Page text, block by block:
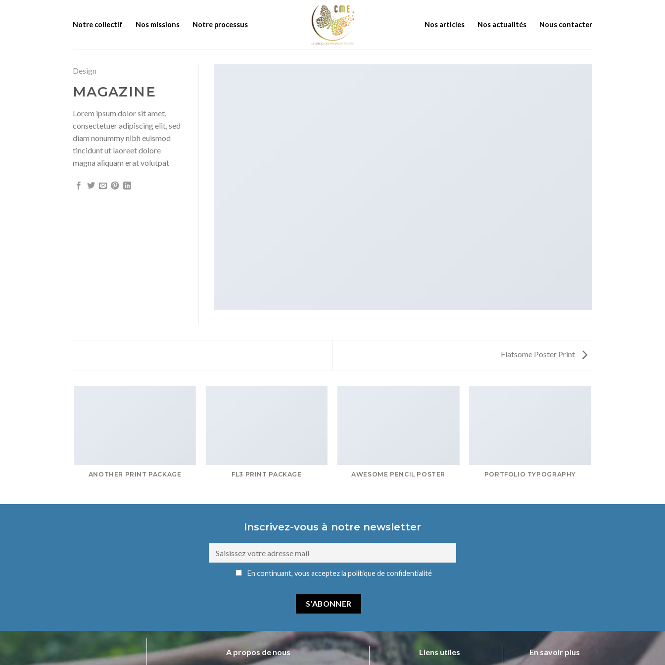
Notre collectif Nos missions Notre processus Nos articles Nos actualités Nous contacter
Design
MAGAZINE
Lorem ipsum dolor sit amet,
consectetuer adipiscing elit, sed
diam nonummy nibh euismod
tincidunt ut laoreet dolore
magna aliquam erat volutpat
Flatsome Poster Print
ANOTHER PRINT PACKAGE FL3 PRINT PACKAGE AWESOME PENCIL POSTER PORTFOLIO TYPOGRAPHY
Inscrivez-vous à notre newsletter
En continuant, vous acceptez la politique de confidentialité
A propos de nous Liens utiles En savoir plus